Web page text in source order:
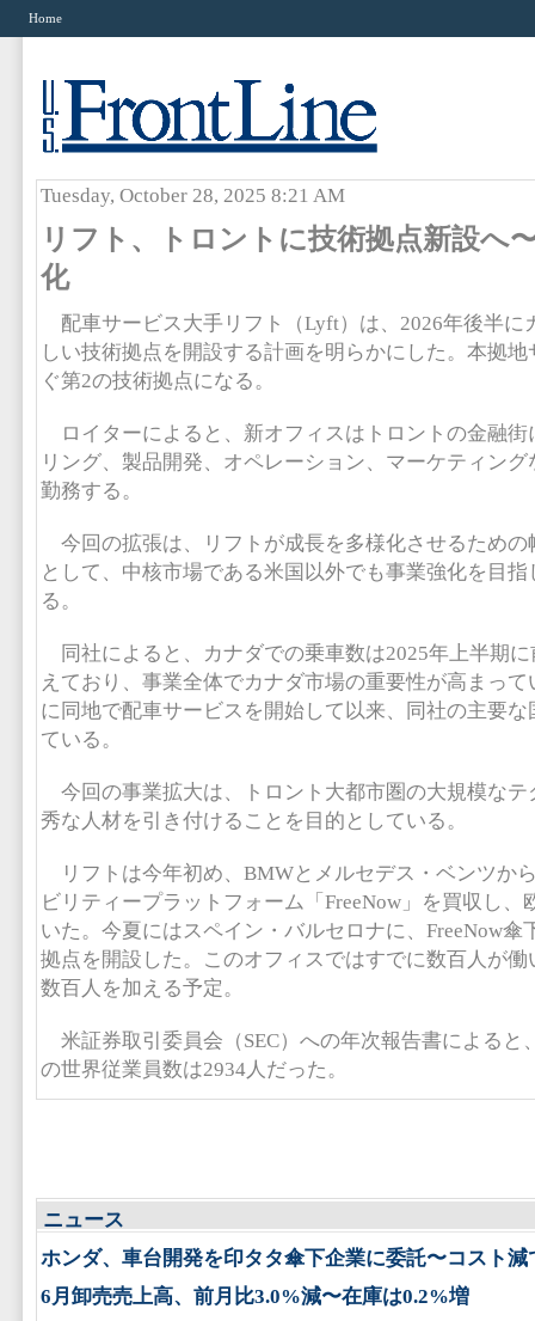
Home
Tuesday, October 28, 2025 8:21 AM
リフト、トロントに技術拠点新設へ
化
配車サービス大手リフト（Lyft）は、2026年後半に
しい技術拠点を開設する計画を明らかにした。本拠
ぐ第2の技術拠点になる。
ロイターによると、新オフィスはトロントの金融街
リング、製品開発、オペレーション、マーケティン
勤務する。
今回の拡張は、リフトが成長を多様化させるための
として、中核市場である米国以外でも事業強化を目
る。
同社によると、カナダでの乗車数は2025年上半期に
えており、事業全体でカナダ市場の重要性が高まっ
に同地で配車サービスを開始して以来、同社の主要
ている。
今回の事業拡大は、トロント大都市圏の大規模なテ
秀な人材を引き付けることを目的としている。
リフトは今年初め、BMWとメルセデス・ベンツか
ビリティープラットフォーム「FreeNow」を買収し、
いた。今夏にはスペイン・バルセロナに、FreeNow傘
拠点を開設した。このオフィスではすでに数百人が
数百人を加える予定。
米証券取引委員会（SEC）への年次報告書によると
の世界従業員数は2934人だった。
ニュース
ホンダ、車台開発を印タタ傘下企業に委託〜コスト減
6月卸売売上高、前月比3.0%減〜在庫は0.2%増